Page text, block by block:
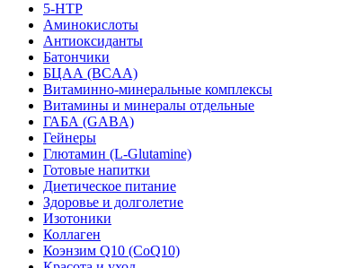
5-HTP
Аминокислоты
Антиоксиданты
Батончики
БЦАА (BCAA)
Витаминно-минеральные комплексы
Витамины и минералы отдельные
ГАБА (GABA)
Гейнеры
Глютамин (L-Glutamine)
Готовые напитки
Диетическое питание
Здоровье и долголетие
Изотоники
Коллаген
Коэнзим Q10 (CoQ10)